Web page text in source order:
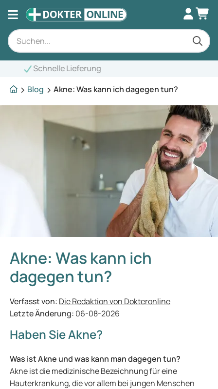
Blog Akne: Was kann ich dagegen tun?
Akne: Was kann ich
dagegen tun?
Verfasst von: Die Redaktion von Dokteronline
Letzte Änderung: 06-08-2026
Haben Sie Akne?
Was ist Akne und was kann man dagegen tun?
Akne ist die medizinische Bezeichnung für eine
Hauterkrankung, die vor allem bei jungen Menschen